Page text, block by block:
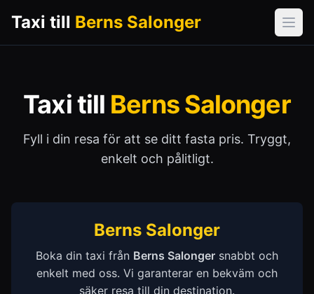
Taxi till Berns Salonger
Taxi till Berns Salonger
Fyll i din resa för att se ditt fasta pris. Tryggt,
enkelt och pålitligt.
Berns Salonger
Boka din taxi från Berns Salonger snabbt och
enkelt med oss. Vi garanterar en bekväm och
säker resa till din destination.